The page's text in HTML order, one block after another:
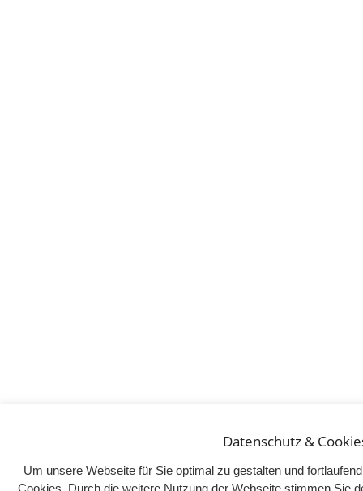
Datenschutz &
Um unsere Webseite für Sie optimal zu gestalten und